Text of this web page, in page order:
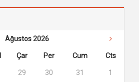
Ağustos 2026
Çar Per Cum Cts
29 30 31 1